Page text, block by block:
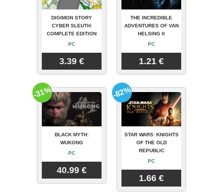
DIGIMON STORY
CYBER SLEUTH:
COMPLETE EDITION
PC
3.39 €
THE INCREDIBLE
ADVENTURES OF VAN
HELSING II
PC
1.21 €
BLACK MYTH:
WUKONG
PC
40.99 €
-31%
STAR WARS: KNIGHTS
OF THE OLD
REPUBLIC
PC
1.66 €
-82%